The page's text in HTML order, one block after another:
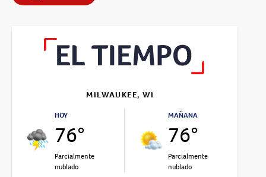
MILWAUKEE, WI
HOY
76°
Parcialmente
nublado
MAÑANA
76°
Parcialmente
nublado